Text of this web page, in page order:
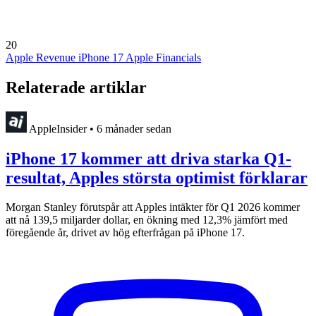
20
Apple Revenue iPhone 17 Apple Financials
Relaterade artiklar
AppleInsider • 6 månader sedan
iPhone 17 kommer att driva starka Q1-
resultat, Apples största optimist förklarar
Morgan Stanley förutspår att Apples intäkter för Q1 2026 kommer
att nå 139,5 miljarder dollar, en ökning med 12,3% jämfört med
föregående år, drivet av hög efterfrågan på iPhone 17.